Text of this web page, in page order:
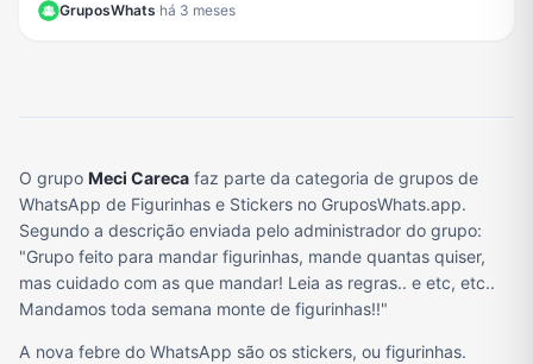
GruposWhats·há 3 meses
O grupo Meci Careca faz parte da categoria de grupos de
WhatsApp de Figurinhas e Stickers no GruposWhats.app.
Segundo a descrição enviada pelo administrador do grupo:
"Grupo feito para mandar figurinhas, mande quantas quiser,
mas cuidado com as que mandar! Leia as regras.. e etc, etc..
Mandamos toda semana monte de figurinhas!!"
A nova febre do WhatsApp são os stickers, ou figurinhas.